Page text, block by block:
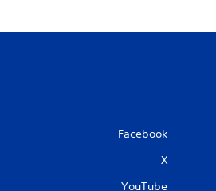
Facebook
X
YouTube